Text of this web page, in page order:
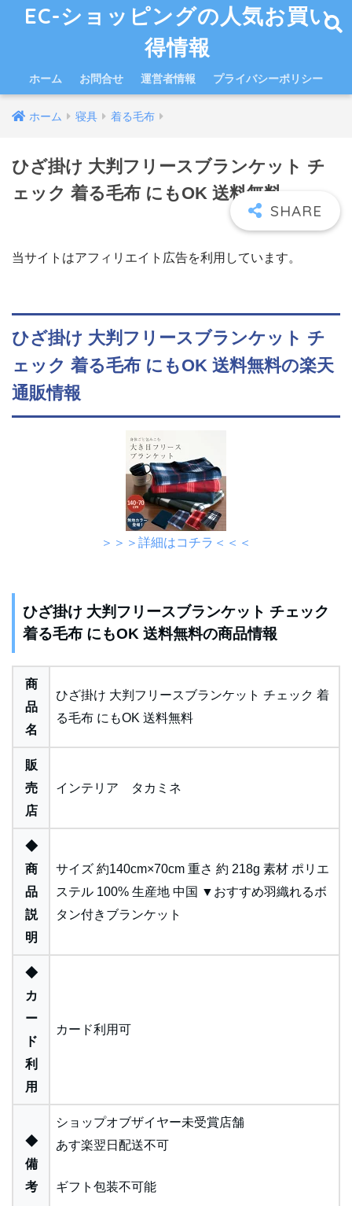
EC-ショッピングの人気お買い
得情報
ホーム お問合せ 運営者情報 プライバシーポリシー
ホーム 寝具 着る毛布
ひざ掛け 大判フリースブランケット チ
ェック 着る毛布 にもOK 送料無料
当サイトはアフィリエイト広告を利用しています。
ひざ掛け 大判フリースブランケット チ
ェック 着る毛布 にもOK 送料無料の楽天
通販情報
＞＞＞詳細はコチラ＜＜＜
ひざ掛け 大判フリースブランケット チェック
着る毛布 にもOK 送料無料の商品情報
商
品
名
ひざ掛け 大判フリースブランケット チェック 着
る毛布 にもOK 送料無料
販
売
店
インテリア タカミネ
◆
商
品
説
明
サイズ 約140cm×70cm 重さ 約 218g 素材 ポリエ
ステル 100% 生産地 中国 ▼おすすめ羽織れるボ
タン付きブランケット
◆
カ
ー
ド
利
用
カード利用可
◆
備
考
ショップオブザイヤー未受賞店舗
あす楽翌日配送不可
ギフト包装不可能